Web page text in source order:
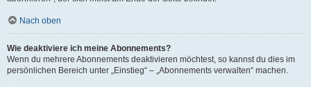
Nach oben
Wie deaktiviere ich meine Abonnements?
Wenn du mehrere Abonnements deaktivieren möchtest, so kannst du dies im
persönlichen Bereich unter „Einstieg“ – „Abonnements verwalten“ machen.